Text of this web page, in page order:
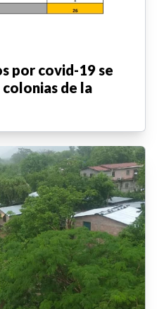
por covid-19 se
de la